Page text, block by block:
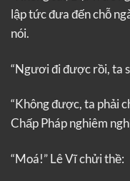
lập tức đưa đến chỗ
nói.
“Ngươi đi được rồi, ta
“Không được, ta phải
Chấp Pháp nghiêm
“Moá!” Lê Vĩ chửi thề: